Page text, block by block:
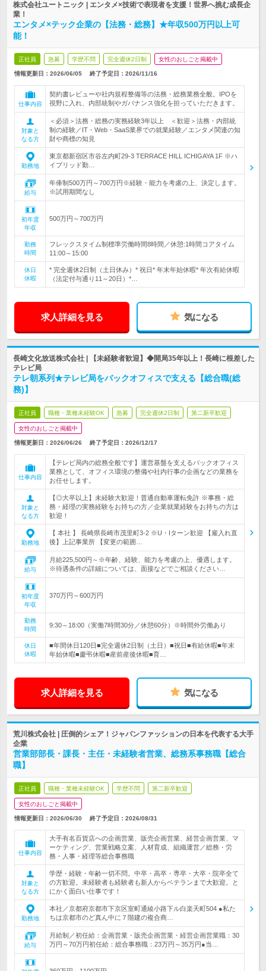
株式会社ユートニック | エンタメ×技術で表現者を支援！世界へ挑む成長企
業！
エンタメ×テック企業の【法務・総務】★年収500万円以上可
能！
正社員 急募 学歴不問 完全週休2日制 女性のおしごと掲載中
情報更新日：2026/06/05 終了予定日： 2026/11/16
仕事内容
契約書レビューや社内規程整備等の法務・総務業務全般。IPOを
視野に入れ、内部統制やガバナンス強化を担っていただきます。
対象と
なる方
＜必須＞法務・総務の実務経験3年以上 ＜歓迎＞法務・内部統
制の経験／IT・Web・SaaS業界での就業経験／エンタメ関連の知
財や商標の知見
勤務地
東京都新宿区市谷左内町29-3 TERRACE HILL ICHIGAYA 1F ※ハ
イブリッド勤…
給与
年俸制500万円～700万円※経験・能力を考慮の上、決定します。
※試用期間なし
初年度
年収
500万円～700万円
勤務
時間
フレックスタイム制標準労働時間8時間／休憩:1時間コアタイム
11:00～15:00
休日
休暇
* 完全週休2日制（土日休み）* 祝日* 年末年始休暇* 年次有給休暇
（法定付与通り11～20日）*…
求人詳細を見る 気になる
長崎文化放送株式会社 | 【未経験者歓迎】◆開局35年以上！長崎に根差した
テレビ局
テレ朝系列★テレビ局をバックオフィスで支える【総合職(総
務)】
正社員 職種・業種未経験OK 急募 完全週休2日制 第二新卒歓迎
女性のおしごと掲載中
情報更新日：2026/06/26 終了予定日： 2026/12/17
仕事内容
【テレビ局内の総務全般です】運営基盤を支えるバックオフィス
業務として、オフィス環境の整備や社内行事の企画などの業務を
お任せします。
対象と
なる方
【◎大卒以上】未経験大歓迎！普通自動車運転免許 ※事務・総
務・経理の実務経験をお持ちの方／企業就業経験をお持ちの方は
歓迎！
勤務地
【 本社 】 長崎県長崎市茂里町3-2 ※U・Iターン歓迎 【雇入れ直
後】上記事業所 【変更の範囲…
給与
月給225,500円～※年齢、経験、能力を考慮の上、優遇します。
※待遇条件の詳細については、面接などでご相談ください…
初年度
年収
370万円～600万円
勤務
時間
9:30～18:00（実働7時間30分／休憩60分）※時間外労働あり
休日
休暇
■年間休日120日■完全週休2日制（土日）■祝日■有給休暇■年末
年始休暇■慶弔休暇■産前産後休暇■育…
求人詳細を見る 気になる
荒川株式会社 | 圧倒的シェア！ジャパンファッションの日本を代表する大手
企業
営業部部長・課長・主任・未経験者営業、総務系事務職【総合
職】
正社員 職種・業種未経験OK 学歴不問 第二新卒歓迎
女性のおしごと掲載中
情報更新日：2026/06/30 終了予定日： 2026/08/31
仕事内容
大手有名百貨店への企画営業、販売企画営業、経営企画営業、マ
ーケティング、営業戦略立案、人材育成、組織運営／総務・労
務・人事・経理等総合事務職
対象と
なる方
学歴・経験・年齢一切不問。中卒・高卒・専卒・大卒・院卒全て
の方歓迎。未経験者も経験者も新人からベテランまで大歓迎。と
にかく面白い仕事です！
勤務地
本社／京都府京都市下京区室町通綾小路下ル白楽天町504 ●私た
ちは京都市のど真ん中に７階建の複合商…
給与
月給制／初任給：企画営業・販売企画営業・経営企画営業職：30
万円～70万円初任給：総合事務職：23万円～35万円●当…